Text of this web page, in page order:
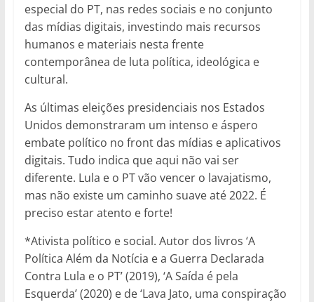
especial do PT, nas redes sociais e no conjunto
das mídias digitais, investindo mais recursos
humanos e materiais nesta frente
contemporânea de luta política, ideológica e
cultural.
As últimas eleições presidenciais nos Estados
Unidos demonstraram um intenso e áspero
embate político no front das mídias e aplicativos
digitais. Tudo indica que aqui não vai ser
diferente. Lula e o PT vão vencer o lavajatismo,
mas não existe um caminho suave até 2022. É
preciso estar atento e forte!
*Ativista político e social. Autor dos livros ‘A
Política Além da Notícia e a Guerra Declarada
Contra Lula e o PT’ (2019), ‘A Saída é pela
Esquerda’ (2020) e de ‘Lava Jato, uma conspiração